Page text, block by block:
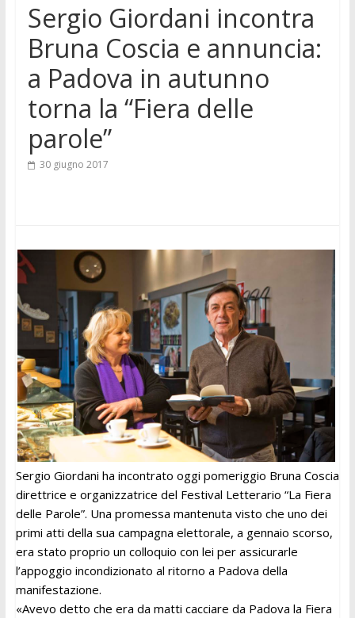
Sergio Giordani incontra
Bruna Coscia e annuncia:
a Padova in autunno
torna la “Fiera delle
parole”
30 giugno 2017
Sergio Giordani ha incontrato oggi pomeriggio Bruna Coscia
direttrice e organizzatrice del Festival Letterario “La Fiera
delle Parole”. Una promessa mantenuta visto che uno dei
primi atti della sua campagna elettorale, a gennaio scorso,
era stato proprio un colloquio con lei per assicurarle
l’appoggio incondizionato al ritorno a Padova della
manifestazione.
«Avevo detto che era da matti cacciare da Padova la Fiera